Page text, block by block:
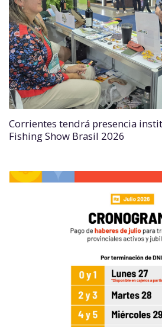
Corrientes tendrá presencia
Fishing Show Brasil 2026